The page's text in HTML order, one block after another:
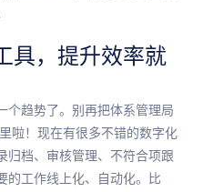
具，提升效率就
个趋势了。别再把体系管理局
啦！现在有很多不错的数字化
归档、审核管理、不符合项跟
的工作线上化、自动化。比